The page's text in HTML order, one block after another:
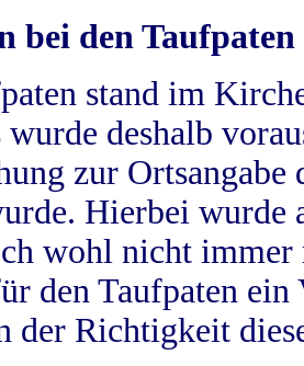
bei den Taufpaten
stand im
deshalb
zur
Hierbei wurde
wohl nicht
den Taufpaten
der Richtigkeit